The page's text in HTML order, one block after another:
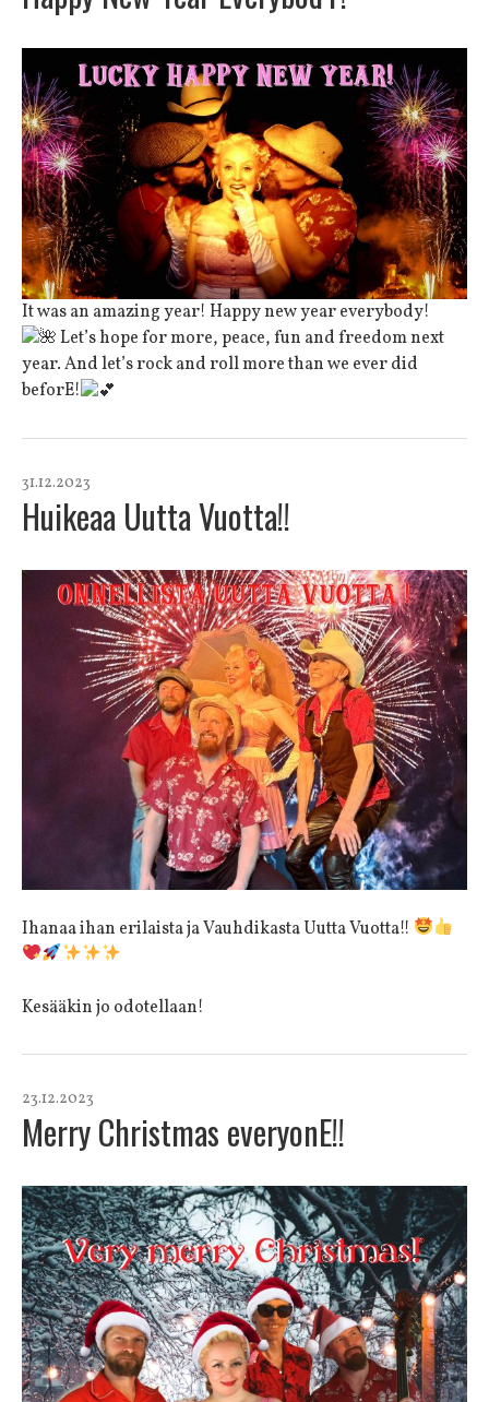
It was an amazing year! Happy new year everybody!
Let’s hope for more, peace, fun and freedom next
year. And let’s rock and roll more than we ever did
beforE!
Huikeaa Uutta Vuotta!!
31.12.2023
Ihanaa ihan erilaista ja Vauhdikasta Uutta Vuotta!!
Kesääkin jo odotellaan!
Merry Christmas everyonE!!
23.12.2023